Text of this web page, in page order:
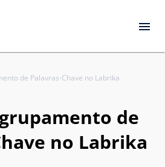
de Palavras-Chave no Labrika
de
no Labrika